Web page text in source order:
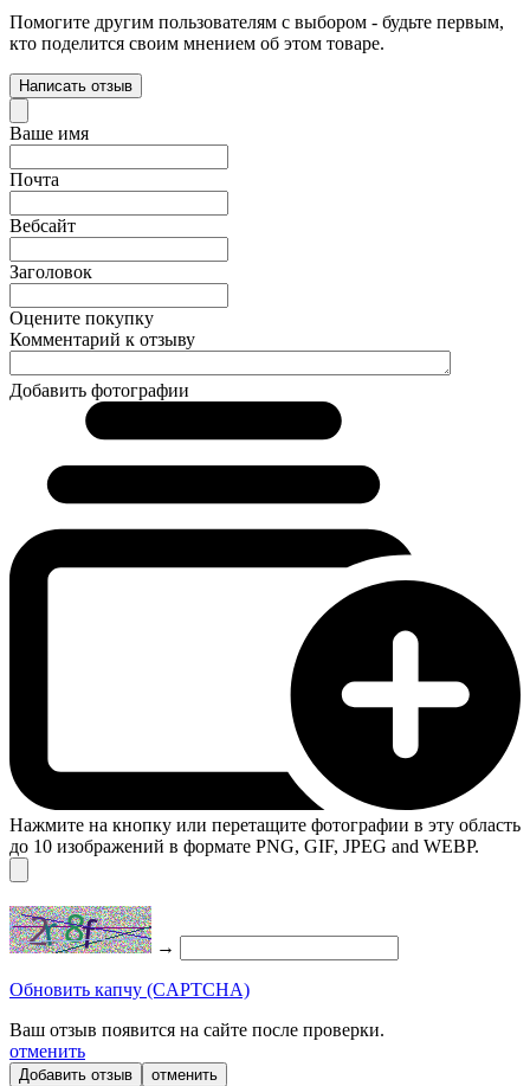
Помогите другим пользователям с выбором - будьте первым,
кто поделится своим мнением об этом товаре.
Написать отзыв
Ваше имя
Почта
Вебсайт
Заголовок
Оцените покупку
Комментарий к отзыву
Добавить фотографии
Нажмите на кнопку или перетащите фотографии в эту область
до 10 изображений в формате PNG, GIF, JPEG and WEBP.
→
Обновить капчу (CAPTCHA)
Ваш отзыв появится на сайте после проверки.
отменить
отменить